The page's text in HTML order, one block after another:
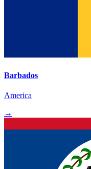
Barbados
America
→